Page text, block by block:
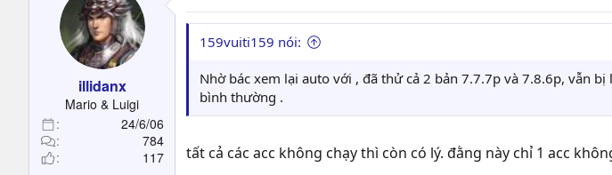
illidanx
Mario & Luigi
24/6/06
784
117
159vuiti159 nói:
Nhờ bác xem lại auto với , đã thử cả 2 bản 7.7.7p và 7.8.6p, vẫn
bình thường .
tất cả các acc không chạy thì còn có lý. đằng này chỉ 1 acc